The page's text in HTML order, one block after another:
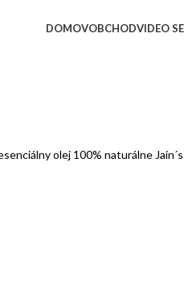
DOMOVOBCHODVIDEO